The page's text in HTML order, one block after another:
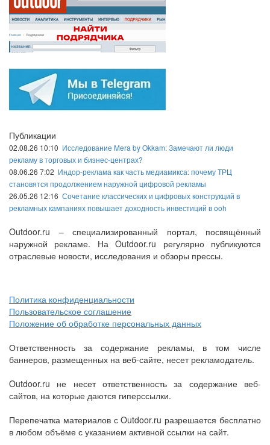
Публикации
02.08.26 10:10 Исследование Mera by Okkam: Замечают ли люди
рекламу в торговых и бизнес-центрах?
08.06.26 7:02 Индор-реклама как часть медиамикса: почему ТРЦ
становятся продолжением наружной цифровой рекламы
26.05.26 12:16 Сочетание классических и цифровых конструкций в
рекламных кампаниях повышает доходность инвестиций в ooh
Outdoor.ru – специализированный портал, посвящённый
наружной рекламе. На Outdoor.ru регулярно публикуются
отраслевые новости, исследования и обзоры прессы.
Политика конфиденциальности
Пользовательское соглашение
Положение об обработке персональных данных
Ответственность за содержание рекламы, в том числе
баннеров, размещенных на веб-сайте, несет рекламодатель.
Outdoor.ru не несет ответственность за содержание веб-
сайтов, на которые даются гиперссылки.
Перепечатка материалов с Outdoor.ru разрешается бесплатно
в любом объёме с указанием активной ссылки на сайт.